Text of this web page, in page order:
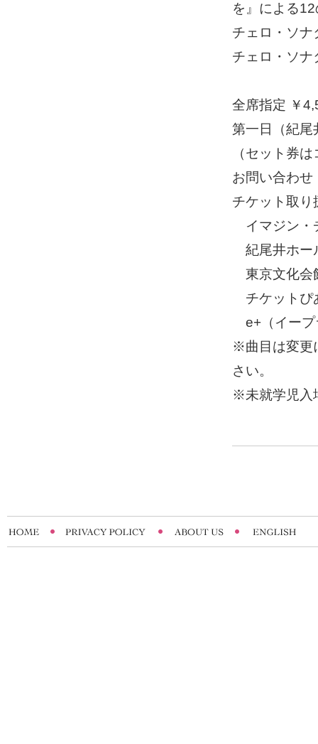
を』による
チェロ・ソナ
チェロ・ソ
全席指定 ￥
第一日（紀尾
（セット券
お問い合わ
チケット取り
イマジン・
紀尾井ホー
東京文化会
チケットぴ
e+（イー
※曲目は変更
さい。
※未就学児入